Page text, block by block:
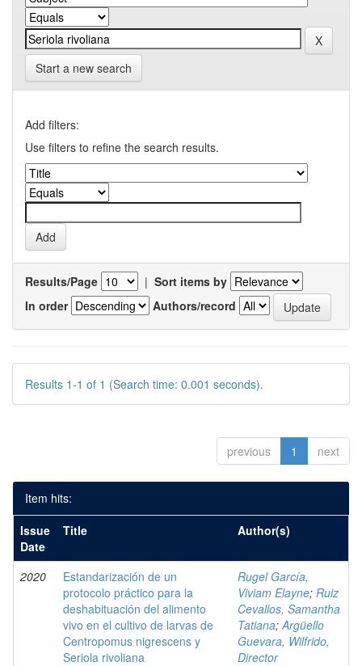
Start a new search
Add filters:
Use filters to refine the search results.
Results/Page | Sort items by
In order
Authors/record
Results 1-1 of 1 (Search time: 0.001 seconds).
previous 1 next
Item hits:
Issue
Date
Title Author(s)
2020
Estandarización de un
protocolo práctico para la
deshabituación del alimento
vivo en el cultivo de larvas de
Centropomus nigrescens y
Seriola rivoliana
Rugel García,
Viviam Elayne; Ruiz
Cevallos, Samantha
Tatiana;Argüello
Guevara, Wilfrido,
Director